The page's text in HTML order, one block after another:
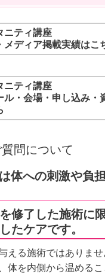
ニティ講座
メディア掲載実績はこ
ニティ講座
ル・会場・申し込み・
問について
体への刺激や負
修了した施術に
たケアです。
える施術ではありま
体を内側から温める